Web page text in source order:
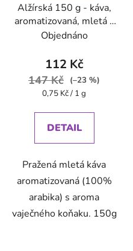
Alžírská 150 g - káva,
aromatizovaná, mletá -
Oxalis
Objednáno
112 Kč
147 Kč
(–23 %)
Měrná
0,75 Kč / 1 g
DETAIL
Pražená mletá káva
aromatizovaná (100%
arabika) s aroma
vaječného koňaku. 150g